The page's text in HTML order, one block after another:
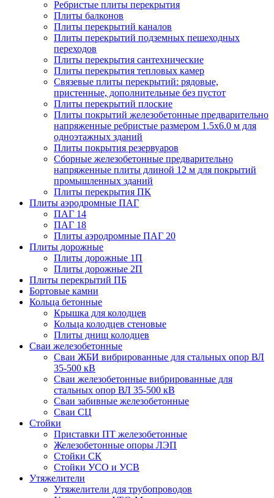
Ребристые плиты перекрытия
Плиты балконов
Плиты перекрытий каналов
Плиты перекрытий подземных пешеходных
переходов
Плиты перекрытия сантехнические
Плиты перекрытия тепловых камер
Связевые плиты перекрытий: рядовые,
пристенные, дополнительные без пустот
Плиты перекрытий плоские
Плиты покрытий железобетонные предварительно
напряженные ребристые размером 1.5х6.0 м для
одноэтажных зданий
Плиты покрытия резервуаров
Сборные железобетонные предварительно
напряженные плиты длиной 12 м для покрытий
промышленных зданий
Плиты перекрытия ПК
Плиты аэродромные ПАГ
ПАГ 14
ПАГ 18
Плиты аэродромные ПАГ 20
Плиты дорожные
Плиты дорожные 1П
Плиты дорожные 2П
Плиты перекрытий ПБ
Бортовые камни
Кольца бетонные
Крышка для колодцев
Кольца колодцев стеновые
Плиты днищ колодцев
Сваи железобетонные
Сваи ЖБИ вибрированные для стальных опор ВЛ
35-500 кВ
Сваи железобетонные вибрированные для
стальных опор ВЛ 35-500 кВ
Сваи забивные железобетонные
Сваи СЦ
Стойки
Приставки ПТ железобетонные
Железобетонные опоры ЛЭП
Стойки СК
Стойки УСО и УСВ
Утяжелители
Утяжелители для трубопроводов